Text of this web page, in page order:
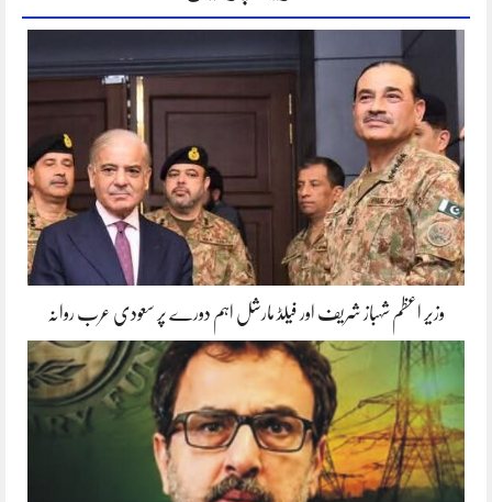
وزیر اعظم شہباز شریف اور فیلڈ مارشل اہم دورے پر سعودی عرب روانہ